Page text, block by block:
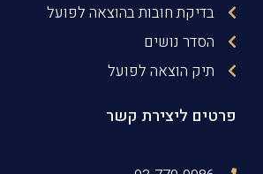
בדיקת חובות בהוצאה לפועל
הסדר נושים
תיק הוצאה לפועל
פרטים ליצירת קשר